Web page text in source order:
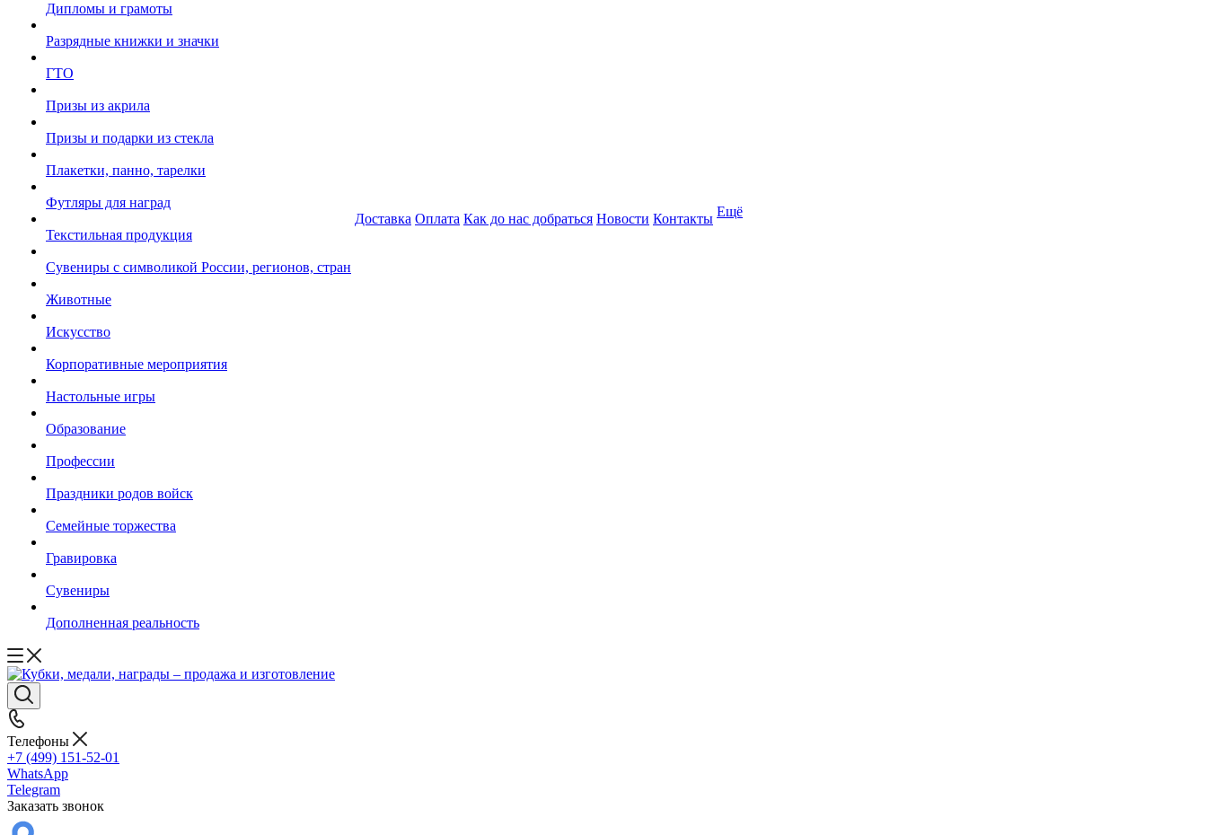
Дипломы и грамоты
Разрядные книжки и значки
ГТО
Призы из акрила
Призы и подарки из стекла
Плакетки, панно, тарелки
Футляры для наград
Текстильная продукция
Сувениры с символикой России, регионов, стран
Животные
Искусство
Корпоративные мероприятия
Настольные игры
Образование
Профессии
Праздники родов войск
Семейные торжества
Гравировка
Сувениры
Дополненная реальность
Доставка Оплата Как до нас добраться Новости Контакты Ещё
Телефоны
+7 (499) 151-52-01
WhatsApp
Telegram
Заказать звонок